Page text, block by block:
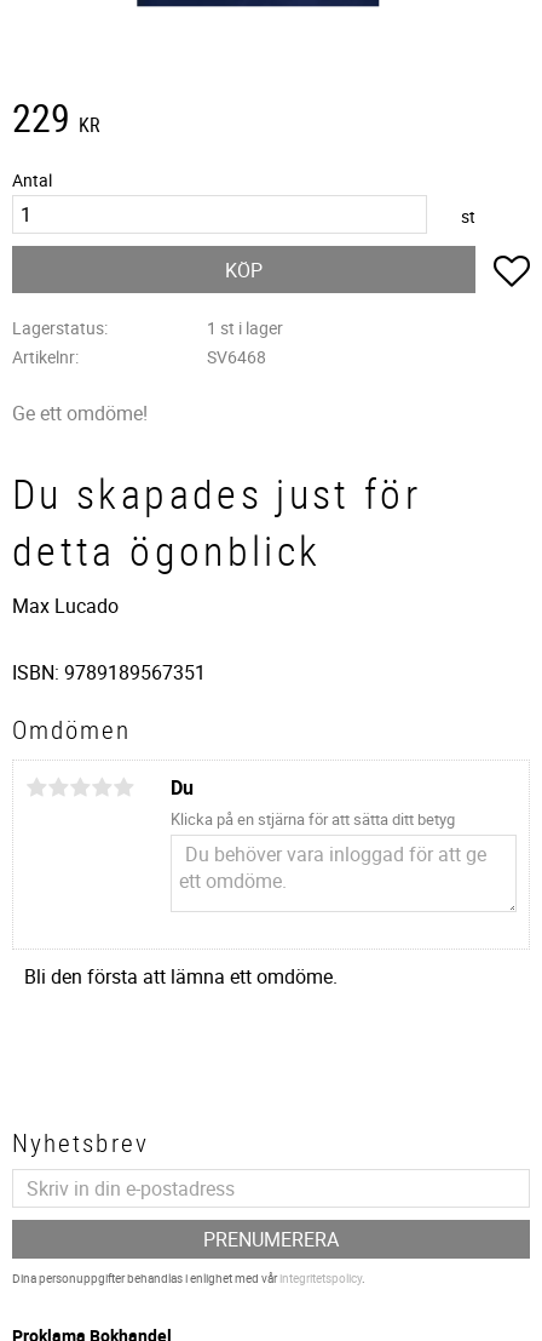
229 KR
Antal
st
KÖP
Lagerstatus
1 st i lager
Artikelnr
SV6468
Ge ett omdöme!
Du skapades just för
detta ögonblick
Max Lucado
ISBN: 9789189567351
Omdömen
Du
Klicka på en stjärna för att sätta ditt betyg
Bli den första att lämna ett omdöme.
Nyhetsbrev
PRENUMERERA
Dina personuppgifter behandlas i enlighet med vårintegritetspolicy.
Proklama Bokhandel